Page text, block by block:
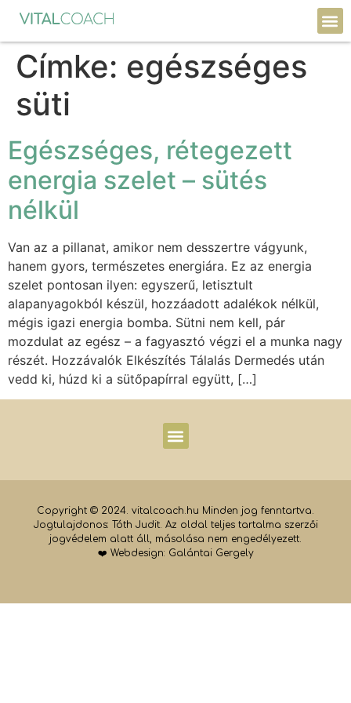
Címke: egészséges
süti
Egészséges, rétegezett
energia szelet – sütés
nélkül
Van az a pillanat, amikor nem desszertre vágyunk,
hanem gyors, természetes energiára. Ez az energia
szelet pontosan ilyen: egyszerű, letisztult
alapanyagokból készül, hozzáadott adalékok nélkül,
mégis igazi energia bomba. Sütni nem kell, pár
mozdulat az egész – a fagyasztó végzi el a munka nagy
részét. Hozzávalók Elkészítés Tálalás Dermedés után
vedd ki, húzd ki a sütőpapírral együtt, […]
Copyright © 2024. vitalcoach.hu Minden jog fenntartva.
Jogtulajdonos: Tóth Judit. Az oldal teljes tartalma szerzői
jogvédelem alatt áll, másolása nem engedélyezett.
❤️ Webdesign: Galántai Gergely